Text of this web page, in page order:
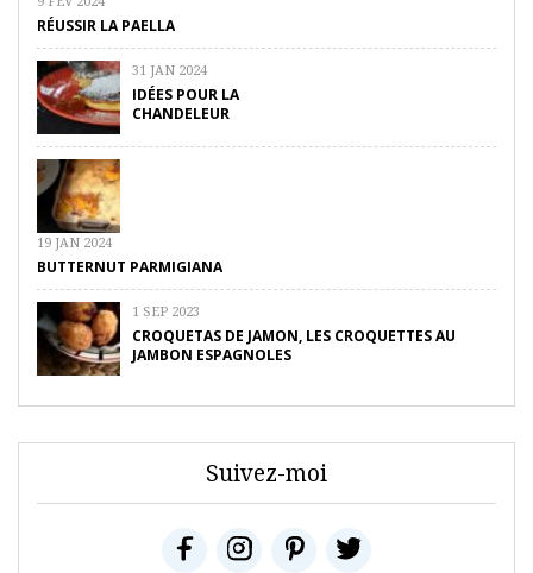
RÉUSSIR LA PAELLA
31 JAN 2024
IDÉES POUR LA
CHANDELEUR
19 JAN 2024
BUTTERNUT PARMIGIANA
1 SEP 2023
CROQUETAS DE JAMON, LES CROQUETTES AU
JAMBON ESPAGNOLES
Suivez-moi